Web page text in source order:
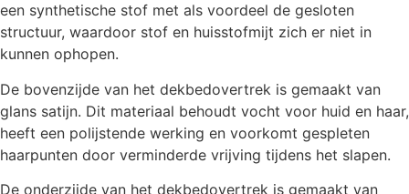
een synthetische stof met als voordeel de gesloten
structuur, waardoor stof en huisstofmijt zich er niet in
kunnen ophopen.
De bovenzijde van het dekbedovertrek is gemaakt van
glans satijn. Dit materiaal behoudt vocht voor huid en haar,
heeft een polijstende werking en voorkomt gespleten
haarpunten door verminderde vrijving tijdens het slapen.
De onderzijde van het dekbedovertrek is gemaakt van